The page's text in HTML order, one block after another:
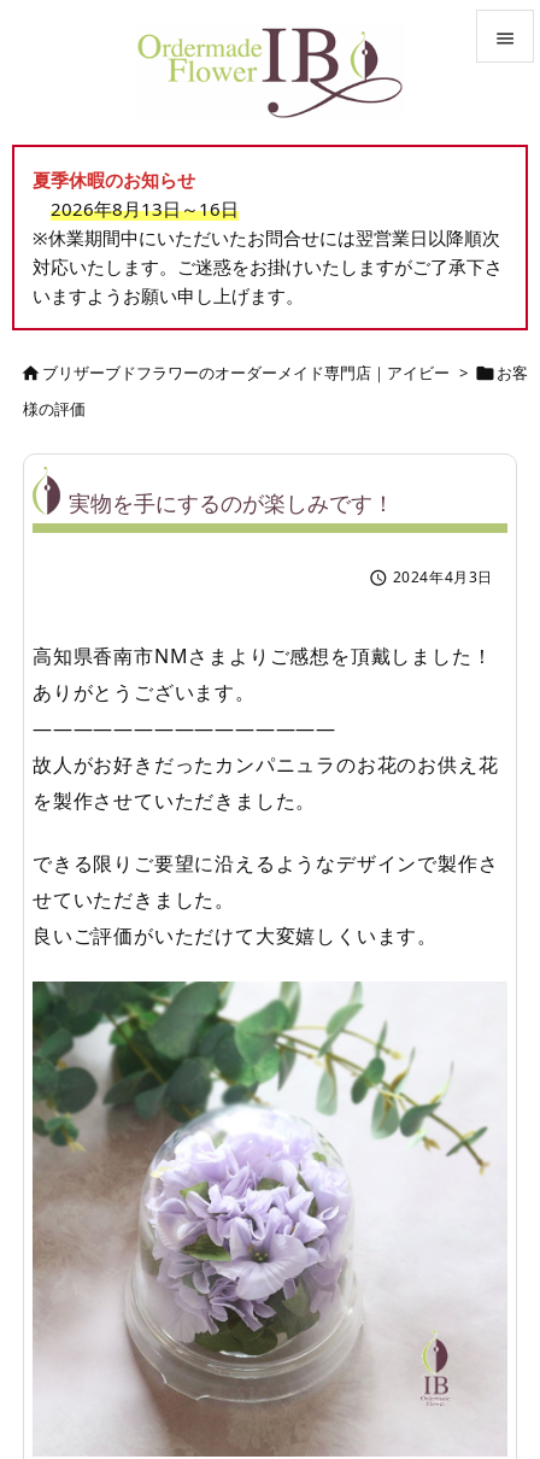


前へ

検索
夏季休暇のお知らせ
2026年8月13日～16日
※休業期間中にいただいたお問合せには翌営業日以降順次
対応いたします。ご迷惑をお掛けいたしますがご了承下さ
いますようお願い申し上げます。
ブリザーブドフラワーのオーダーメイド専門店｜アイビー > お客
様の評価
実物を手にするのが楽しみです！
 2024年4月3日
高知県香南市NMさまよりご感想を頂戴しました！
ありがとうございます。
———————————————
故人がお好きだったカンパニュラのお花のお供え花
を製作させていただきました。
できる限りご要望に沿えるようなデザインで製作さ
せていただきました。
良いご評価がいただけて大変嬉しくいます。